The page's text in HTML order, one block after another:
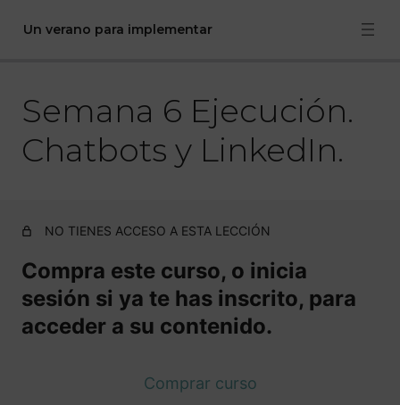
Un verano para implementar
Bienvenida + regalo 🎁
Semana 1 Mentalidad.
Semana 2 Planificación y organización.
Semana 5 Ejecución. El proceso de facturación.
Semana 6 Ejecución. Chatbots y LinkedIn.
Semana 8 Mejora de procesos.
Semana 6 Ejecución.
Chatbots y LinkedIn.
NO TIENES ACCESO A ESTA LECCIÓN
Compra este curso, o inicia
sesión si ya te has inscrito, para
acceder a su contenido.
Comprar curso